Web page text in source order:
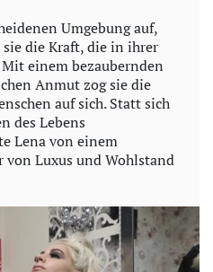
y
V
i
d
Umgebung auf,
die Kraft, die in ihrer
einem bezaubernden
Anmut zog sie die
auf sich. Statt sich
des Lebens
Lena von einem
von Luxus und Wohlstand